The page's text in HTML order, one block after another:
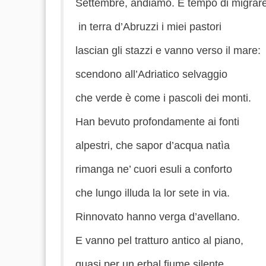
Settembre, andiamo. È tempo di
in terra d’Abruzzi i miei pastori
lascian gli stazzi e vanno verso il mare:
scendono all’Adriatico selvaggio
che verde è come i pascoli dei monti.
Han bevuto profondamente ai fonti
alpestri, che sapor d’acqua natìa
rimanga ne’ cuori esuli a conforto
che lungo illuda la lor sete in via.
Rinnovato hanno verga d’avellano.
E vanno pel tratturo antico al piano,